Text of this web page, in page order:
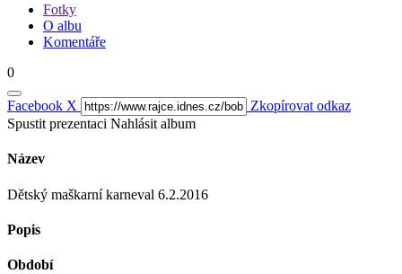
Fotky
O albu
Komentáře
0
Facebook X
Zkopírovat odkaz
Spustit prezentaci Nahlásit album
Název
Dětský maškarní karneval 6.2.2016
Popis
Období